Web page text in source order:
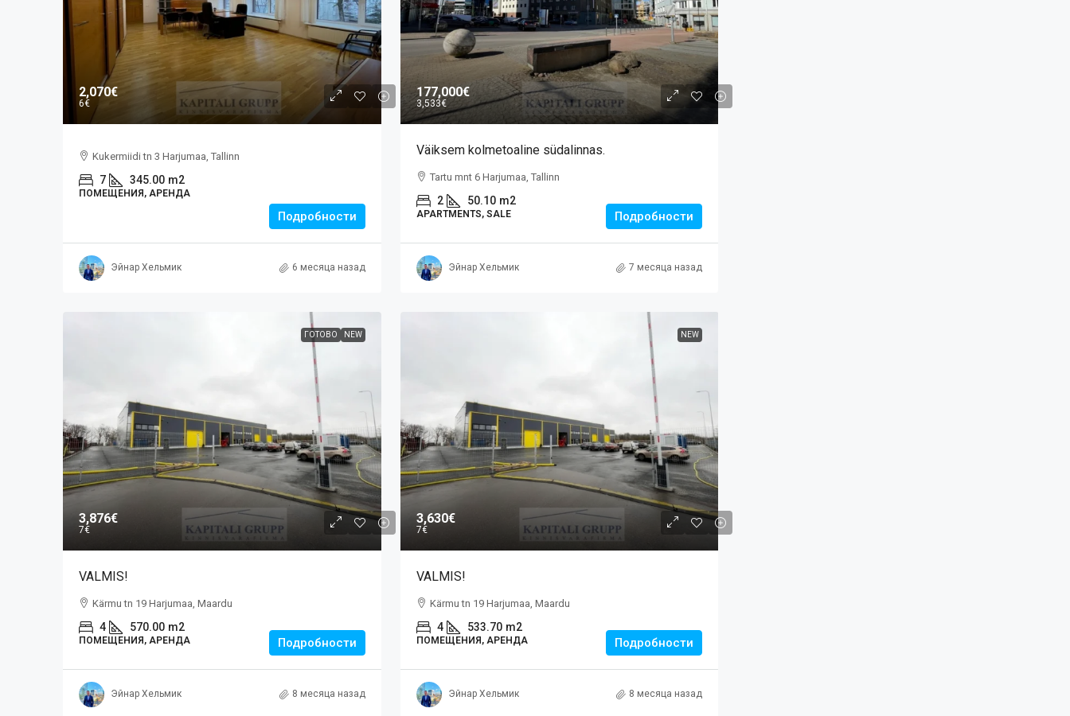
2,070€
6€
Kukermiidi tn 3 Harjumaa, Tallinn
7 345.00 m2
ПОМЕЩЕНИЯ, АРЕНДА
Подробности
Эйнар Хельмик 6 месяца назад
177,000€
3,533€
Väiksem kolmetoaline südalinnas.
Tartu mnt 6 Harjumaa, Tallinn
2 50.10 m2
APARTMENTS, SALE Подробности
Эйнар Хельмик 7 месяца назад
ГОТОВО NEW
3,876€
7€
VALMIS!
Kärmu tn 19 Harjumaa, Maardu
4 570.00 m2
ПОМЕЩЕНИЯ, АРЕНДА Подробности
Эйнар Хельмик 8 месяца назад
NEW
3,630€
7€
VALMIS!
Kärmu tn 19 Harjumaa, Maardu
4 533.70 m2
ПОМЕЩЕНИЯ, АРЕНДА Подробности
Эйнар Хельмик 8 месяца назад